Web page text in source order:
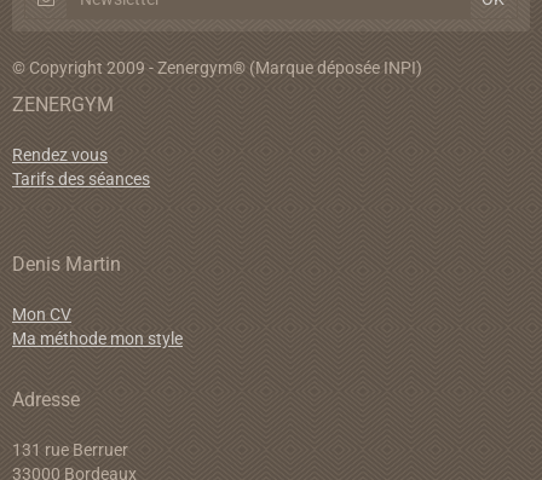
© Copyright 2009 - Zenergym® (Marque déposée INPI)
ZENERGYM
Rendez vous
Tarifs des séances
Denis Martin
Mon CV
Ma méthode mon style
Adresse
131 rue Berruer
33000 Bordeaux